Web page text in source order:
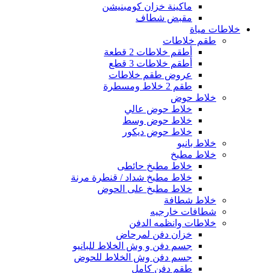
ماكينة خزان كومبنيشن
مقبض شطاف
خلاطات مياة
طقم خلاطات
أطقم خلاطات 2 قطعة
أطقم خلاطات 3 قطع
عروض طقم خلاطات
طقم 2 خلاط ومسطرة
خلاط حوض
خلاط حوض عالي
خلاط حوض وسط
خلاط حوض ديكور
خلاط بانيو
خلاط مطبخ
خلاط مطبخ حائطى
خلاط مطبخ شداد / قنطرة مرنة
خلاط مطبخ على الحوض
خلاط شطافة
شطافات خارجيه
خلاطات وانظمه الدفن
خزان دفن لمرحاض
جسم دفن و وش الخلاط للبانيو
جسم دفن وش الخلاط للحوض
طقم دفن كامل